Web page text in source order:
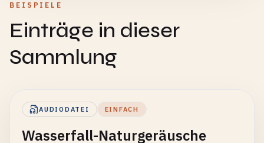
BEISPIELE
Einträge in dieser
Sammlung
AUDIODATEI EINFACH
Wasserfall-Naturgeräusche